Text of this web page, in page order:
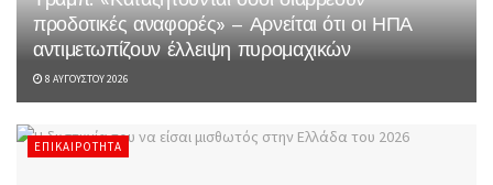
προδοτικές αναφορές» – Αρνείται ότι οι ΗΠΑ
αντιμετωπίζουν έλλειψη πυρομαχικών
8 ΑΥΓΟΎΣΤΟΥ 2026
ΕΠΙΚΑΙΡΌΤΗΤΑ